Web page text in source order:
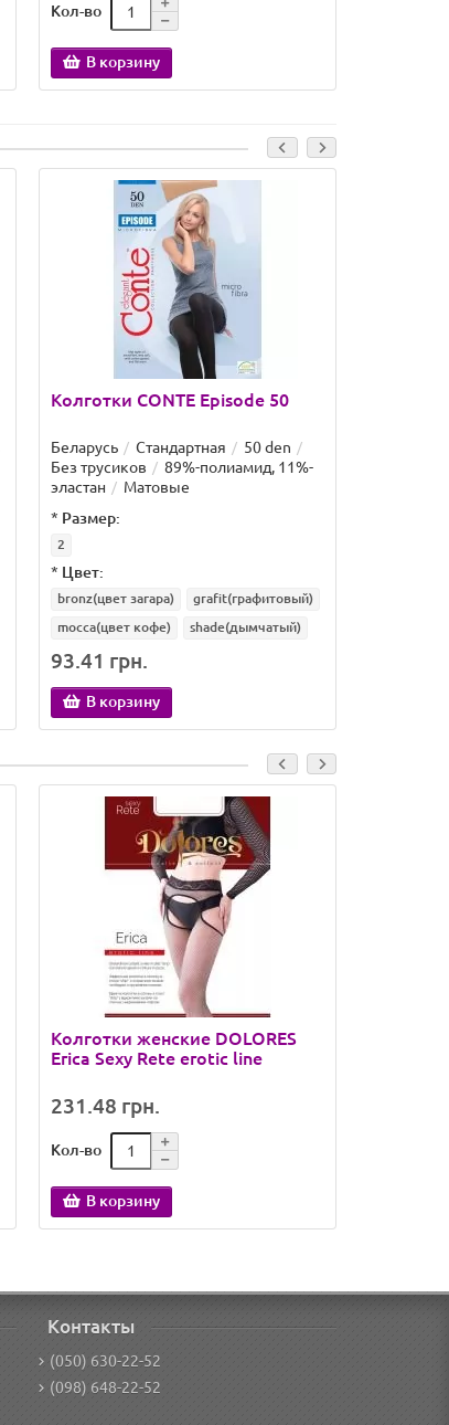
Кол-во
В корзину
Колготки CONTE Episode 50
Беларусь Стандартная
50 den
Без трусиков
89%-полиамид, 11%-
эластан
Матовые
* Размер:
2
* Цвет:
bronz(цвет загара)
grafit(графитовый)
mocca(цвет кофе)
shade(дымчатый)
93.41 грн.
В корзину
Колготки женские DOLORES
Erica Sexy Rete erotic line
231.48 грн.
Кол-во
В корзину
Контакты
(050) 630-22-52
(098) 648-22-52